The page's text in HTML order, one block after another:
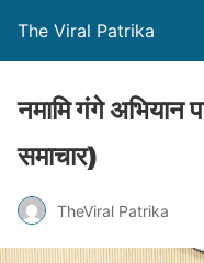
The Viral Patrika
नमामि गंगे
समाचार)
TheViral Patrika